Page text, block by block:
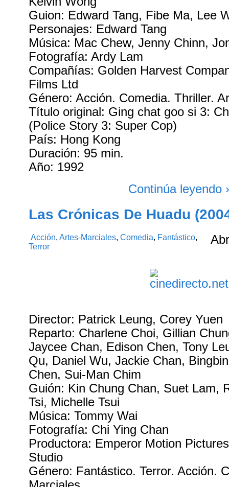
Guion: Edward Tang, Fibe Ma, Lee
Personajes: Edward Tang
Música: Mac Chew, Jenny Chinn,
Fotografía: Ardy Lam
Compañías: Golden Harvest
Films Ltd
Género: Acción. Comedia. Thriller.
Título original: Ging chat goo si 3:
(Police Story 3: Super Cop)
País: Hong Kong
Duración: 95 min.
Año: 1992
Continúa leyendo
Las Crónicas De Huadu
Acción,Artes-Marciales,Comedia, Fantástico,
Terror
Abr
Director: Patrick Leung, Corey Yuen
Reparto: Charlene Choi, Gillian
Jaycee Chan, Edison Chen, Tony
Qu, Daniel Wu, Jackie Chan,
Chen, Sui-Man Chim
Guión: Kin Chung Chan, Suet Lam,
Tsi, Michelle Tsui
Música: Tommy Wai
Fotografía: Chi Ying Chan
Productora: Emperor Motion
Studio
Género: Fantástico. Terror. Acción.